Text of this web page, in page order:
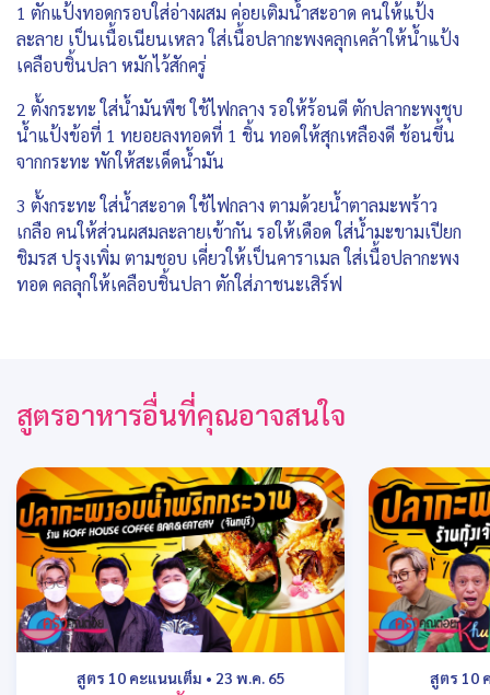
1 ตักแป้งทอดกรอบใส่อ่างผสม ค่อยเติมน้ำสะอาด คนให้แป้ง
ละลาย เป็นเนื้อเนียนเหลว ใส่เนื้อปลากะพงคลุกเคล้าให้น้ำแป้ง
เคลือบชิ้นปลา หมักไว้สักครู่
2 ตั้งกระทะ ใส่น้ำมันพืช ใช้ไฟกลาง รอให้ร้อนดี ตักปลากะพงชุบ
น้ำแป้งข้อที่ 1 ทยอยลงทอดที่ 1 ชิ้น ทอดให้สุกเหลืองดี ช้อนขึ้น
จากกระทะ พักให้สะเด็ดน้ำมัน
3 ตั้งกระทะ ใส่น้ำสะอาด ใช้ไฟกลาง ตามด้วยน้ำตาลมะพร้าว
เกลือ คนให้ส่วนผสมละลายเข้ากัน รอให้เดือด ใส่น้ำมะขามเปียก
ชิมรส ปรุงเพิ่ม ตามชอบ เคี่ยวให้เป็นคาราเมล ใส่เนื้อปลากะพง
ทอด คลลุกให้เคลือบชิ้นปลา ตักใส่ภาชนะเสิร์ฟ
สูตรอาหารอื่นที่คุณอาจสนใจ
สูตร 10 คะแนนเต็ม • 23 พ.ค. 65 สูตร 10